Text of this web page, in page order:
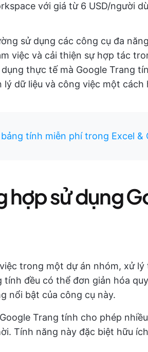
với giá từ 6 USD/người
sử dụng các công cụ đa
việc và cải thiện sự hợp tác
thực tế mà Google Trang
lý dữ liệu và công việc một cách
tính miễn phí trong Excel &
hợp sử dụng
trong một dự án nhóm, xử
tính đều có thể đơn giản hóa
nổi bật của công cụ này.
Trang tính cho phép
Tính năng này đặc biệt hữu